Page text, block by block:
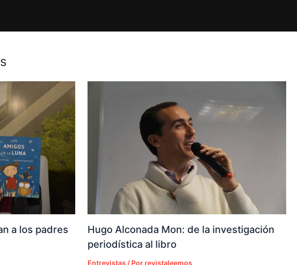
a los padres
Hugo Alconada Mon: de la investigación
periodística al libro
Entrevistas / Por revistaleemos